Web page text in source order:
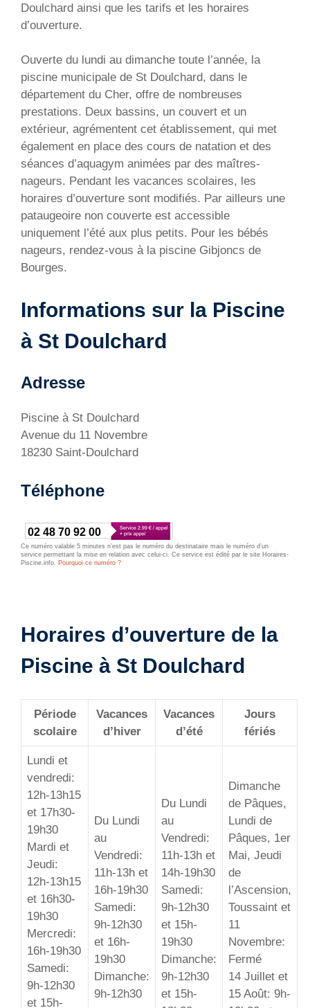
Doulchard ainsi que les tarifs et les horaires
d’ouverture.
Ouverte du lundi au dimanche toute l’année, la
piscine municipale de St Doulchard, dans le
département du Cher, offre de nombreuses
prestations. Deux bassins, un couvert et un
extérieur, agrémentent cet établissement, qui met
également en place des cours de natation et des
séances d’aquagym animées par des maîtres-
nageurs. Pendant les vacances scolaires, les
horaires d’ouverture sont modifiés. Par ailleurs une
pataugeoire non couverte est accessible
uniquement l’été aux plus petits. Pour les bébés
nageurs, rendez-vous à la piscine Gibjoncs de
Bourges.
Informations sur la Piscine
à St Doulchard
Adresse
Piscine à St Doulchard
Avenue du 11 Novembre
18230 Saint-Doulchard
Téléphone
02 48 70 92 00
Ce numéro valable 5 minutes n’est pas le numéro du destinataire mais le numéro d’un
service permettant la mise en relation avec celui-ci. Ce service est édité par le site Horaires-
Piscine.info. Pourquoi ce numéro ?
Horaires d’ouverture de la
Piscine à St Doulchard
Période
scolaire
Vacances
d’hiver
Vacances
d’été
Jours
fériés
Lundi et
vendredi:
12h-13h15
et 17h30-
19h30
Mardi et
Jeudi:
12h-13h15
et 16h30-
19h30
Mercredi:
16h-19h30
Samedi:
9h-12h30
et 15h-
Du Lundi
au
Vendredi:
11h-13h et
16h-19h30
Samedi:
9h-12h30
et 16h-
19h30
Dimanche:
9h-12h30
Du Lundi
au
Vendredi:
11h-13h et
14h-19h30
Samedi:
9h-12h30
et 15h-
19h30
Dimanche:
9h-12h30
et 15h-
Dimanche
de Pâques,
Lundi de
Pâques, 1er
Mai, Jeudi
de
l’Ascension,
Toussaint et
11
Novembre:
Fermé
14 Juillet et
15 Août: 9h-